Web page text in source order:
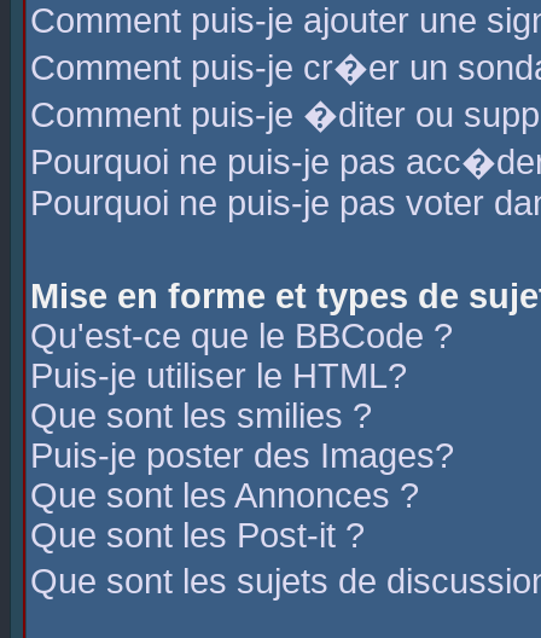
Comment puis-je ajouter une
Comment puis-je cr�er un
Comment puis-je �diter ou
Pourquoi ne puis-je pas
Pourquoi ne puis-je pas voter
Mise en forme et types de
Qu'est-ce que le BBCode ?
Puis-je utiliser le HTML?
Que sont les smilies ?
Puis-je poster des Images?
Que sont les Annonces ?
Que sont les Post-it ?
Que sont les sujets de